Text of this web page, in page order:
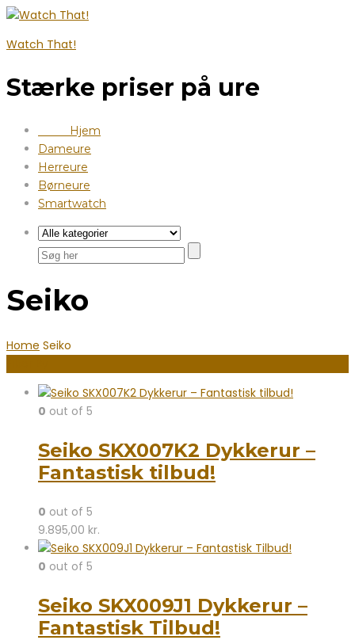
Watch That!
Stærke priser på ure
Hjem
Dameure
Herreure
Børneure
Smartwatch
Seiko
Home Seiko
0 out of 5
Seiko SKX007K2 Dykkerur –
Fantastisk tilbud!
0 out of 5
9.895,00 kr.
0 out of 5
Seiko SKX009J1 Dykkerur –
Fantastisk Tilbud!